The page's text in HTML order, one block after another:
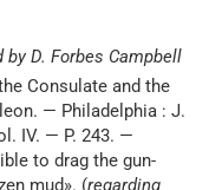
D. Forbes Campbell
Consulate and the
— Philadelphia : J.
IV. — P. 243. —
to drag the gun-
mud». (regarding